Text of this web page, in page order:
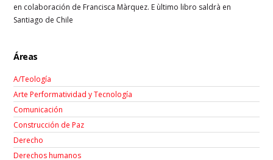
en colaboración de Francisca Màrquez. E ùltimo libro saldrà en
Santiago de Chile
Áreas
A/Teología
Arte Performatividad y Tecnología
Comunicación
Construcción de Paz
Derecho
Derechos humanos